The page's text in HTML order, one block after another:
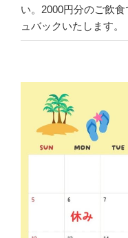
い。2000円分のご飲
ュバックいたします。